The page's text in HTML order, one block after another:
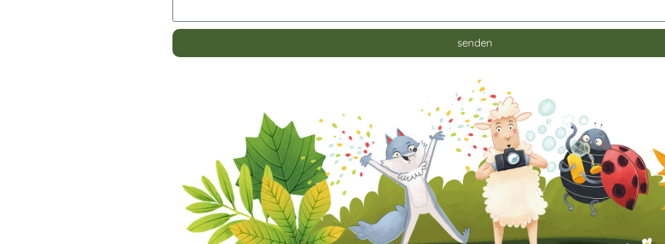
senden